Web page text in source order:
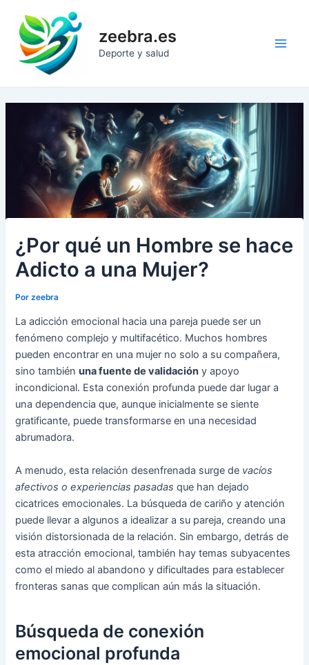
contenido
zeebra.es
Deporte y salud
¿Por qué un Hombre se hace
Adicto a una Mujer?
Porzeebra
La adicción emocional hacia una pareja puede ser un
fenómeno complejo y multifacético. Muchos hombres
pueden encontrar en una mujer no solo a su compañera,
sino tambiénuna fuente de validación y apoyo
incondicional. Esta conexión profunda puede dar lugar a
una dependencia que, aunque inicialmente se siente
gratificante, puede transformarse en una necesidad
abrumadora.
A menudo, esta relación desenfrenada surge de vacíos
afectivos o experiencias pasadas que han dejado
cicatrices emocionales. La búsqueda de cariño y atención
puede llevar a algunos a idealizar a su pareja, creando una
visión distorsionada de la relación. Sin embargo, detrás de
esta atracción emocional, también hay temas subyacentes
como el miedo al abandono y dificultades para establecer
fronteras sanas que complican aún más la situación.
Búsqueda de conexión
emocional profunda